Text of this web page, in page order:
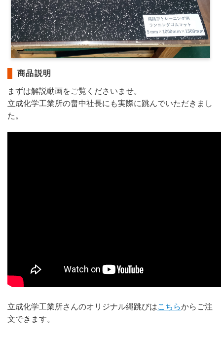
商品説明
まずは解説動画をご覧くださいませ。
立成化学工業所の畠中社長にも実際に跳んでいただきまし
た。
立成化学工業所さんのオリジナル縄跳びはこちらからご注
文できます。